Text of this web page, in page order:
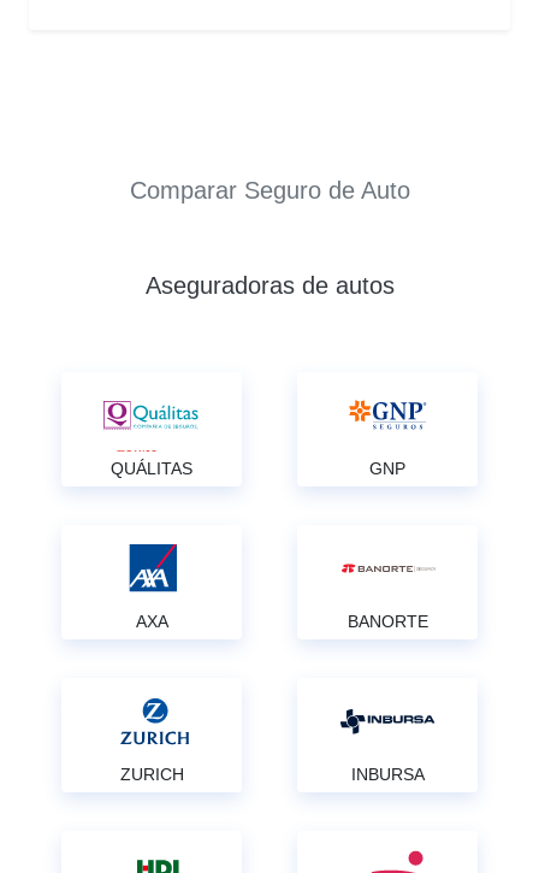
Comparar Seguro de Auto
Aseguradoras de autos
QUÁLITAS GNP
AXA BANORTE
ZURICH INBURSA